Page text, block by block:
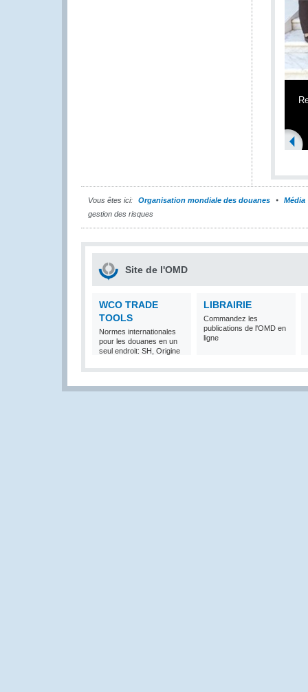
Vous êtes ici: Organisation mondiale des douanes
Média
gestion des risques
Site de l'OMD
WCO TRADE
TOOLS
Normes internationales
pour les douanes en un
seul endroit: SH, Origine
LIBRAIRIE
Commandez les
publications de l'OMD en
ligne